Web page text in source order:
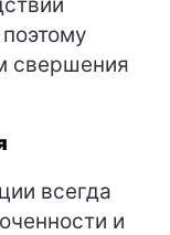
свершения
всегда
и